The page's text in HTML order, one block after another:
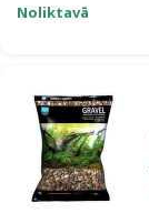
Noliktavā